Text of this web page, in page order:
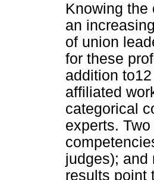
Knowing the
an
of union
for these
addition
affiliated
categorical
experts.
judges); and
results point